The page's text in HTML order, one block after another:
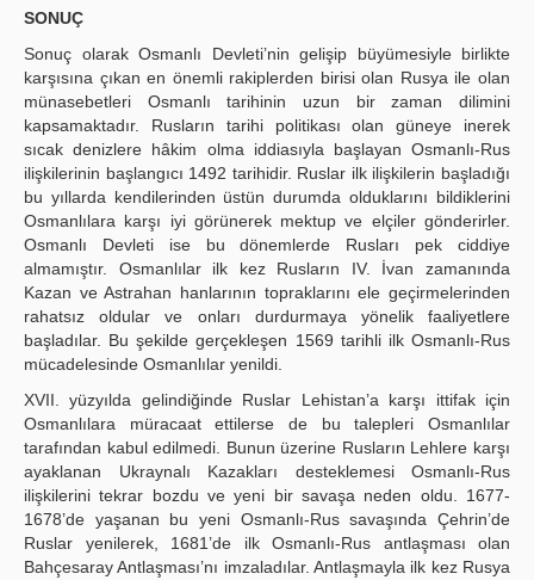
SONUÇ
Sonuç olarak Osmanlı Devleti’nin gelişip büyümesiyle birlikte
karşısına çıkan en önemli rakiplerden birisi olan Rusya ile olan
münasebetleri Osmanlı tarihinin uzun bir zaman dilimini
kapsamaktadır. Rusların tarihi politikası olan güneye inerek
sıcak denizlere hâkim olma iddiasıyla başlayan Osmanlı-Rus
ilişkilerinin başlangıcı 1492 tarihidir. Ruslar ilk ilişkilerin başladığı
bu yıllarda kendilerinden üstün durumda olduklarını bildiklerini
Osmanlılara karşı iyi görünerek mektup ve elçiler gönderirler.
Osmanlı Devleti ise bu dönemlerde Rusları pek ciddiye
almamıştır. Osmanlılar ilk kez Rusların IV. İvan zamanında
Kazan ve Astrahan hanlarının topraklarını ele geçirmelerinden
rahatsız oldular ve onları durdurmaya yönelik faaliyetlere
başladılar. Bu şekilde gerçekleşen 1569 tarihli ilk Osmanlı-Rus
mücadelesinde Osmanlılar yenildi.
XVII. yüzyılda gelindiğinde Ruslar Lehistan’a karşı ittifak için
Osmanlılara müracaat ettilerse de bu talepleri Osmanlılar
tarafından kabul edilmedi. Bunun üzerine Rusların Lehlere karşı
ayaklanan Ukraynalı Kazakları desteklemesi Osmanlı-Rus
ilişkilerini tekrar bozdu ve yeni bir savaşa neden oldu. 1677-
1678’de yaşanan bu yeni Osmanlı-Rus savaşında Çehrin’de
Ruslar yenilerek, 1681’de ilk Osmanlı-Rus antlaşması olan
Bahçesaray Antlaşması’nı imzaladılar. Antlaşmayla ilk kez Rusya